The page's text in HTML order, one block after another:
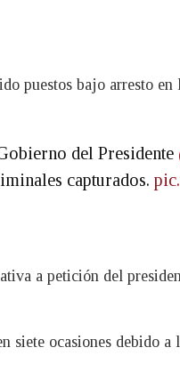
puestos bajo arresto
del Presidente
capturados.
a petición del
ocasiones debido a